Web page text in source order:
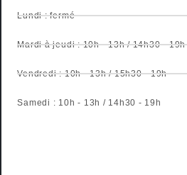
Lundi : fermé
Mardi à jeudi : 10h - 13h / 14h30 - 19h
Vendredi : 10h - 13h / 15h30 - 19h
Samedi : 10h - 13h / 14h30 - 19h